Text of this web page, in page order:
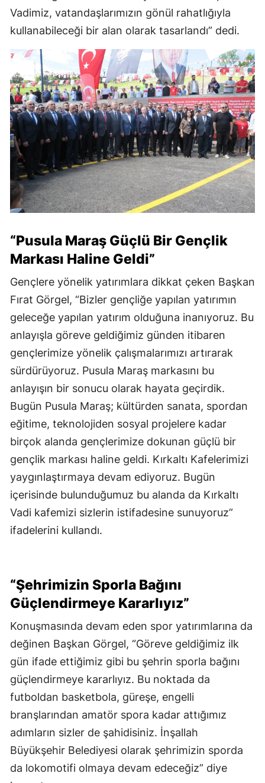
Vadimiz, vatandaşlarımızın gönül rahatlığıyla
kullanabileceği bir alan olarak tasarlandı” dedi.
“Pusula Maraş Güçlü Bir Gençlik
Markası Haline Geldi”
Gençlere yönelik yatırımlara dikkat çeken Başkan
Fırat Görgel, “Bizler gençliğe yapılan yatırımın
geleceğe yapılan yatırım olduğuna inanıyoruz. Bu
anlayışla göreve geldiğimiz günden itibaren
gençlerimize yönelik çalışmalarımızı artırarak
sürdürüyoruz. Pusula Maraş markasını bu
anlayışın bir sonucu olarak hayata geçirdik.
Bugün Pusula Maraş; kültürden sanata, spordan
eğitime, teknolojiden sosyal projelere kadar
birçok alanda gençlerimize dokunan güçlü bir
gençlik markası haline geldi. Kırkaltı Kafelerimizi
yaygınlaştırmaya devam ediyoruz. Bugün
içerisinde bulunduğumuz bu alanda da Kırkaltı
Vadi kafemizi sizlerin istifadesine sunuyoruz”
ifadelerini kullandı.
“Şehrimizin Sporla Bağını
Güçlendirmeye Kararlıyız”
Konuşmasında devam eden spor yatırımlarına da
değinen Başkan Görgel, “Göreve geldiğimiz ilk
gün ifade ettiğimiz gibi bu şehrin sporla bağını
güçlendirmeye kararlıyız. Bu noktada da
futboldan basketbola, güreşe, engelli
branşlarından amatör spora kadar attığımız
adımların sizler de şahidisiniz. İnşallah
Büyükşehir Belediyesi olarak şehrimizin sporda
da lokomotifi olmaya devam edeceğiz” diye